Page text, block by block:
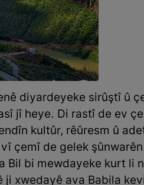
diyardeyeke sirûştî û
jî heye. Di rastî de ev
kultûr, rêûresm û
çemî de gelek
Bil bi mewdayeke kurt li
ji xwedayê ava Babila